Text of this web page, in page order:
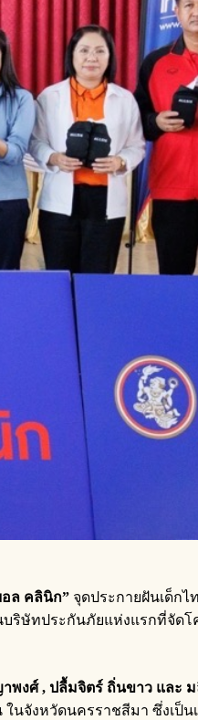
อล คลินิก” จุดประกายฝันเด็ก
ริษัทประกันภัยแห่งแรกที่จัดโ
งศ์ , ปลื้มจิตร์ ถิ่นขาว และ
ในจังหวัดนครราชสีมา ซึ่งเป็